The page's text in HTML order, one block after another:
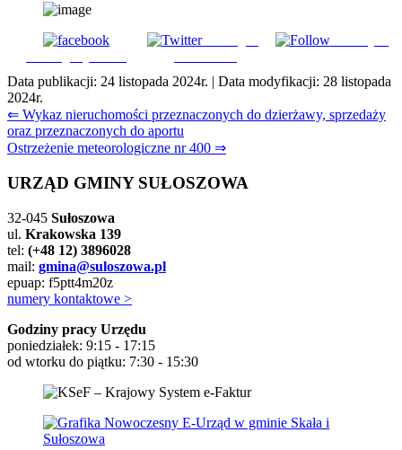
Udostępnij
Subskrybuj
Data publikacji: 24 listopada 2024r. | Data modyfikacji: 28 listopada
2024r.
Nawigacja
wpisu
⇐ Wykaz nieruchomości przeznaczonych do dzierżawy, sprzedaży
oraz przeznaczonych do aportu
Ostrzeżenie meteorologiczne nr 400 ⇒
URZĄD GMINY SUŁOSZOWA
32-045 Sułoszowa
ul. Krakowska 139
tel: (+48 12) 3896028
mail: gmina@suloszowa.pl
epuap: f5ptt4m20z
numery kontaktowe >
Godziny pracy Urzędu
poniedziałek: 9:15 - 17:15
od wtorku do piątku: 7:30 - 15:30